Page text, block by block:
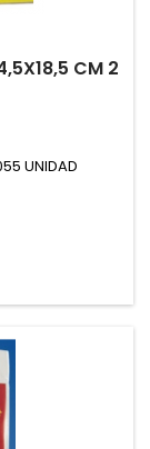
CM 2
UNIDAD